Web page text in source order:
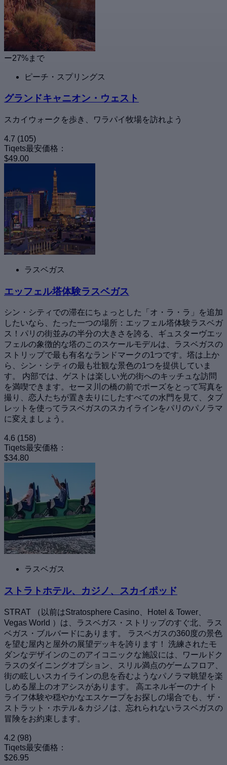
ー27%まで
ピーチ・スプリングス
グランドキャニオン・ウェスト
スカイウォークを歩き、ワラパイ牧場を訪れよう
4.7 (105)
Tiqets最安価格：
$49.00
ラスベガス
エッフェル塔体験ラスベガス
シン・シティでの滞在にちょっとした「オ・ラ・ラ」を追加
したいなら、たった一つの場所：エッフェル塔体験ラスベガ
ス！パリの街並みの半分の大きさを誇る、ギュスターヴエッ
フェルの象徴的な塔のこのスケールモデルは、ラスベガスの
ストリップで最も有名なランドマークの1つです。塔は上か
ら、シン・シティの最も壮観な景色の1つを提供していま
す。 内部では、ゲストは楽しい光の街へのキッチュな訪問
を満喫できます。セーヌ川の橋の前でポーズをとって写真を
撮り、恋人たちが置き去りにしたすべての水門を見て、タブ
レットを使ってラスベガスのスカイラインをパリのパノラマ
に変えましょう。
4.6 (158)
Tiqets最安価格：
$34.80
ラスベガス
ストラトホテル、カジノ、スカイポッド
STRAT （以前はStratosphere Casino、Hotel & Tower、
Vegas World ）は、ラスベガス・ストリップのすぐ北、ラス
ベガス・ブルバードにあります。 ラスベガスの360度の景色
を望む屋内と屋外の展望デッキを誇ります！ 洗練されたモ
ダンなデザインのこのアイコニックな施設には、ワールドク
ラスのダイニングオプション、スリル満点のゲームフロア、
街の眩しいスカイラインの息を呑むようなパノラマ眺望を楽
しめる屋上のオアシスがあります。 高エネルギーのナイト
ライフ体験や穏やかなエスケープをお探しの場合でも、ザ・
ストラット・ホテル＆カジノは、忘れられないラスベガスの
冒険をお約束します。
4.2 (98)
Tiqets最安価格：
$26.95